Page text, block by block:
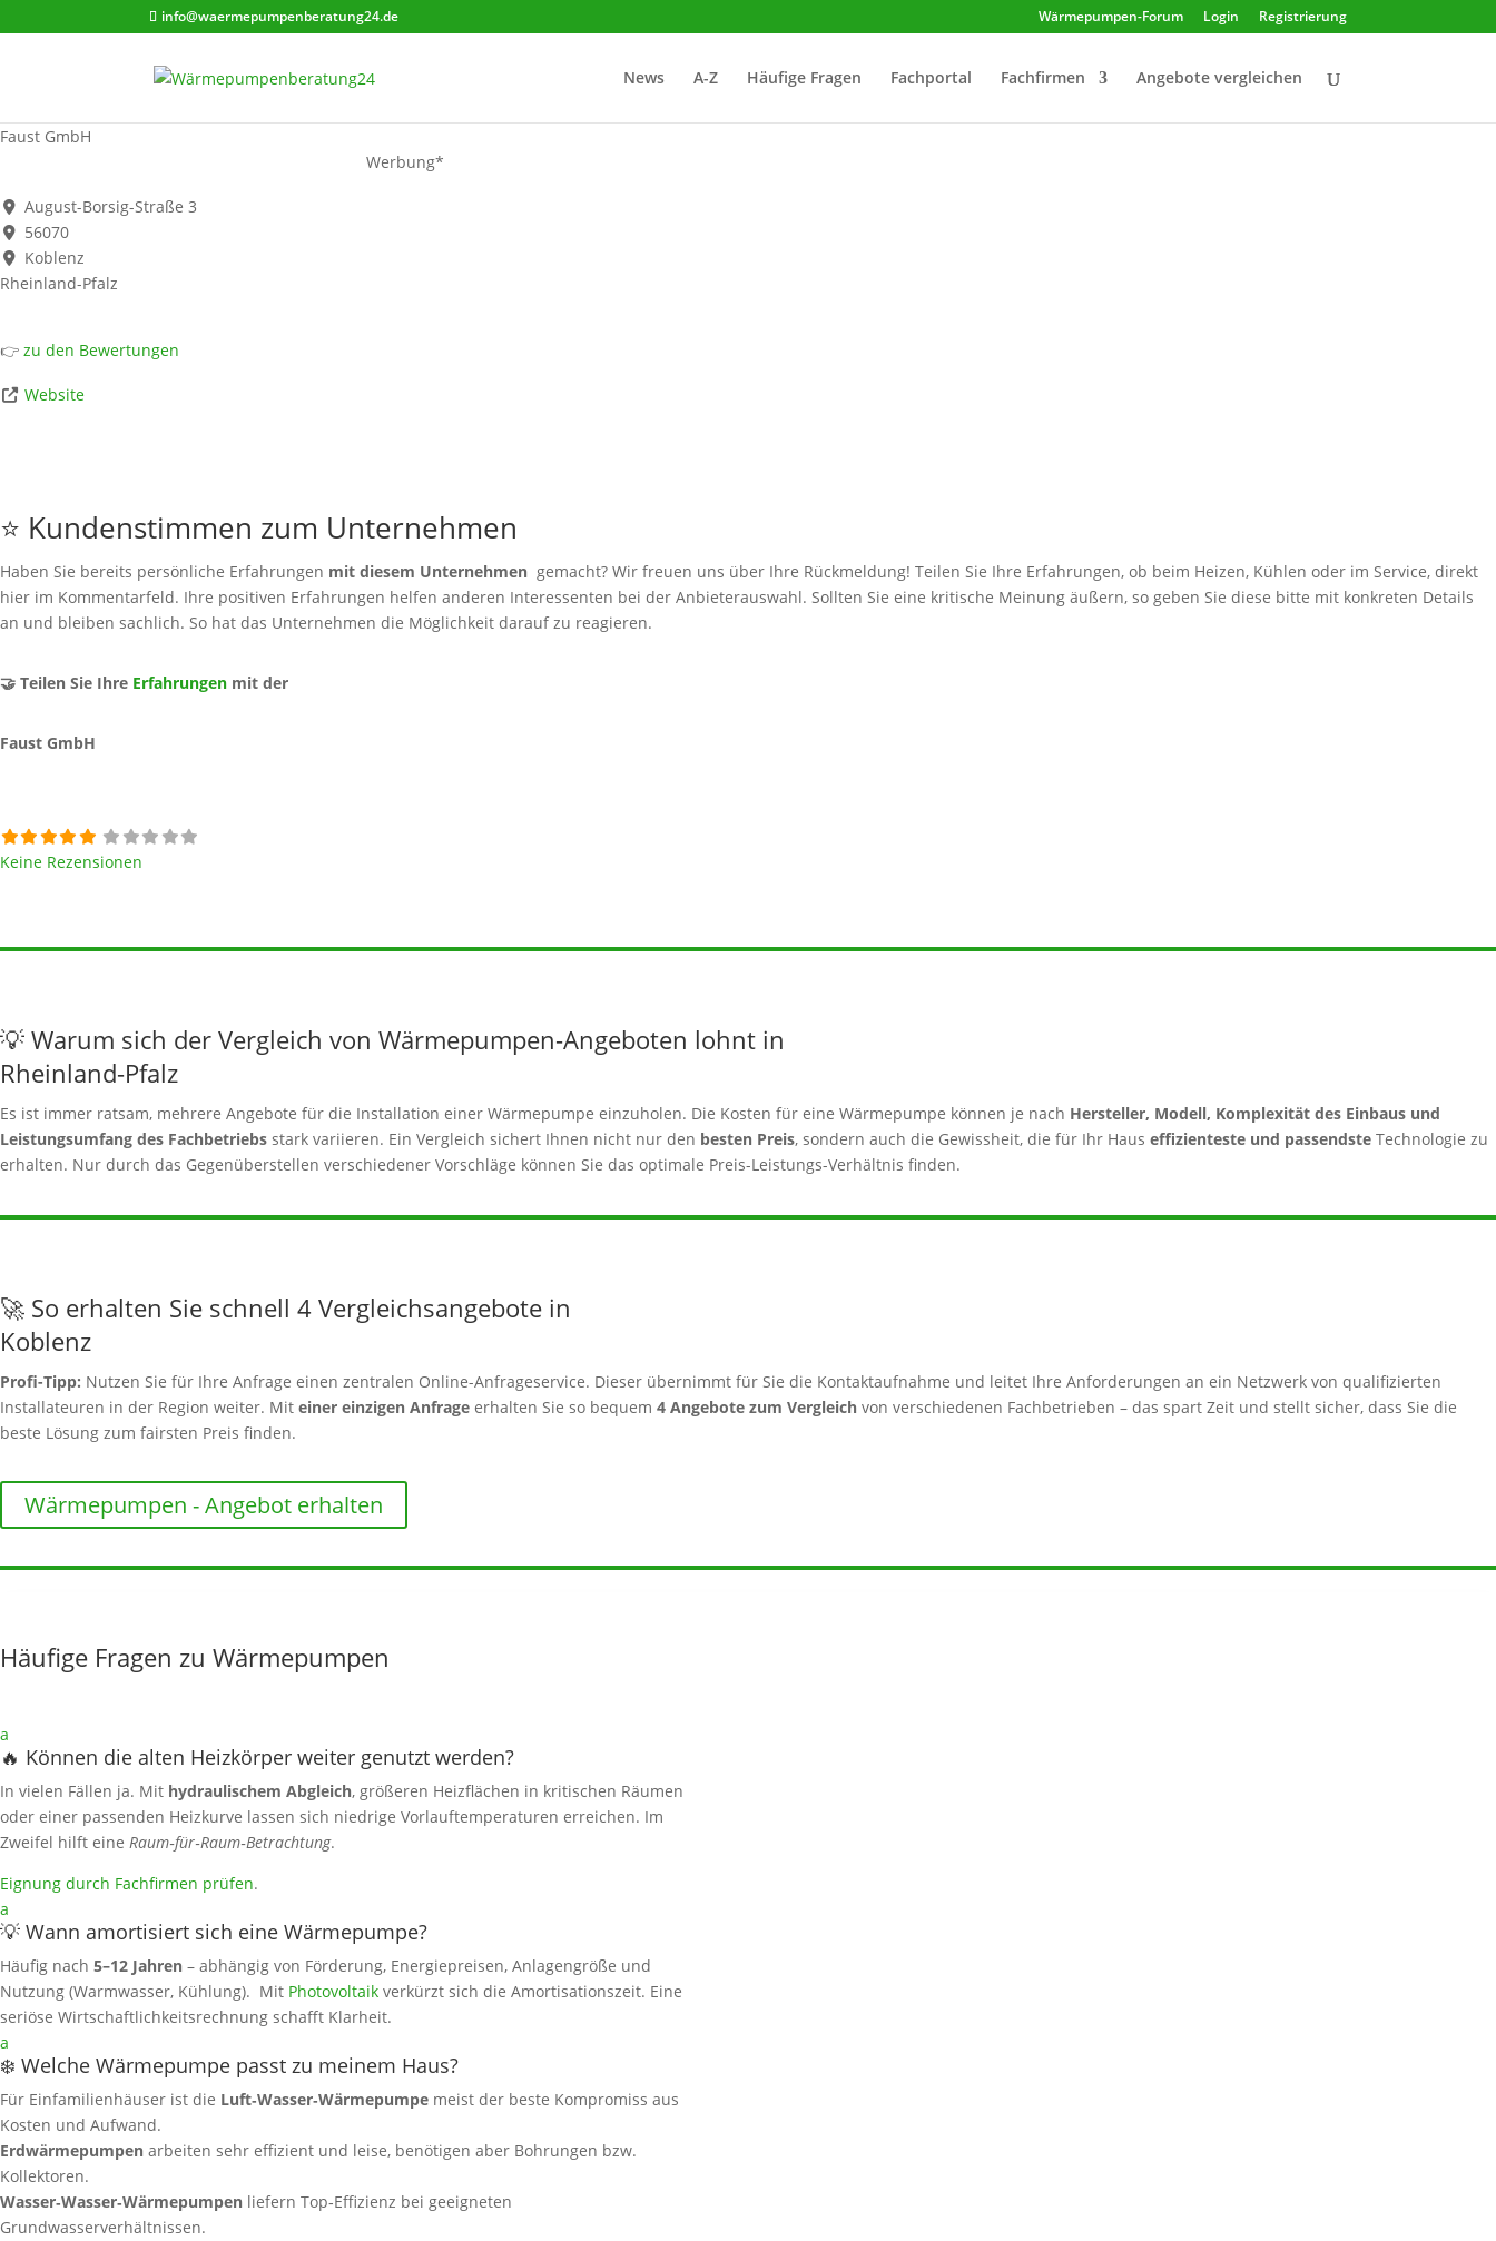
info@waermepumpenberatung24.de Wärmepumpen-Forum Login Registrierung
News A-Z Häufige Fragen Fachportal Fachfirmen Angebote vergleichen
Faust GmbH
Werbung*
August-Borsig-Straße 3
56070
Koblenz
Rheinland-Pfalz
👉 zu den Bewertungen
Website
⭐ Kundenstimmen zum Unternehmen
Haben Sie bereits persönliche Erfahrungen mit diesem Unternehmen gemacht? Wir freuen uns über Ihre Rückmeldung! Teilen Sie Ihre Erfahrungen, ob beim Heizen, Kühlen oder im Service, direkt
hier im Kommentarfeld. Ihre positiven Erfahrungen helfen anderen Interessenten bei der Anbieterauswahl. Sollten Sie eine kritische Meinung äußern, so geben Sie diese bitte mit konkreten Details
an und bleiben sachlich. So hat das Unternehmen die Möglichkeit darauf zu reagieren.
🤝 Teilen Sie Ihre Erfahrungen mit der
Faust GmbH
Keine Rezensionen
💡 Warum sich der Vergleich von Wärmepumpen-Angeboten lohnt in
Rheinland-Pfalz
Es ist immer ratsam, mehrere Angebote für die Installation einer Wärmepumpe einzuholen. Die Kosten für eine Wärmepumpe können je nach Hersteller, Modell, Komplexität des Einbaus und
Leistungsumfang des Fachbetriebs stark variieren. Ein Vergleich sichert Ihnen nicht nur den besten Preis, sondern auch die Gewissheit, die für Ihr Haus effizienteste und passendste Technologie zu
erhalten. Nur durch das Gegenüberstellen verschiedener Vorschläge können Sie das optimale Preis-Leistungs-Verhältnis finden.
🚀 So erhalten Sie schnell 4 Vergleichsangebote in
Koblenz
Profi-Tipp: Nutzen Sie für Ihre Anfrage einen zentralen Online-Anfrageservice. Dieser übernimmt für Sie die Kontaktaufnahme und leitet Ihre Anforderungen an ein Netzwerk von qualifizierten
Installateuren in der Region weiter. Mit einer einzigen Anfrage erhalten Sie so bequem 4 Angebote zum Vergleich von verschiedenen Fachbetrieben – das spart Zeit und stellt sicher, dass Sie die
beste Lösung zum fairsten Preis finden.
Wärmepumpen - Angebot erhalten
Häufige Fragen zu Wärmepumpen
a
🔥 Können die alten Heizkörper weiter genutzt werden?
In vielen Fällen ja. Mit hydraulischem Abgleich, größeren Heizflächen in kritischen Räumen
oder einer passenden Heizkurve lassen sich niedrige Vorlauftemperaturen erreichen. Im
Zweifel hilft eine Raum‑für‑Raum‑Betrachtung.
Eignung durch Fachfirmen prüfen.
a
💡 Wann amortisiert sich eine Wärmepumpe?
Häufig nach 5–12 Jahren – abhängig von Förderung, Energiepreisen, Anlagengröße und
Nutzung (Warmwasser, Kühlung). Mit Photovoltaik verkürzt sich die Amortisationszeit. Eine
seriöse Wirtschaftlichkeitsrechnung schafft Klarheit.
a
❄️ Welche Wärmepumpe passt zu meinem Haus?
Für Einfamilienhäuser ist die Luft‑Wasser‑Wärmepumpe meist der beste Kompromiss aus
Kosten und Aufwand.
Erdwärmepumpen arbeiten sehr effizient und leise, benötigen aber Bohrungen bzw.
Kollektoren.
Wasser‑Wasser‑Wärmepumpen liefern Top‑Effizienz bei geeigneten
Grundwasserverhältnissen.